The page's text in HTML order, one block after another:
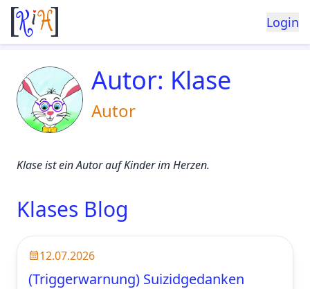
Login
Autor: Klase
Autor
Klase ist ein Autor auf Kinder im Herzen.
Klases Blog
12.07.2026
(Triggerwarnung) Suizidgedanken